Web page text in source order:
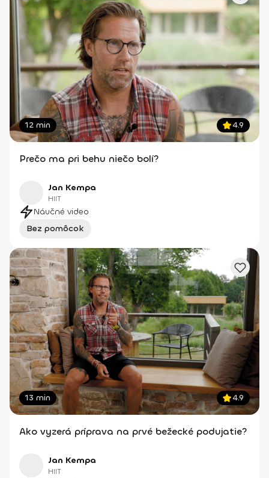
12 min 4.9
Prečo ma pri behu niečo bolí?
Jan Kempa
HIIT
Náučné video
Bez pomôcok
13 min 4.9
Ako vyzerá príprava na prvé bežecké podujatie?
Jan Kempa
HIIT